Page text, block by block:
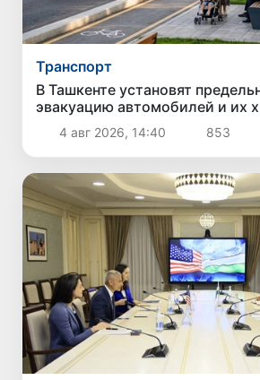
Транспорт
В Ташкенте установят
эвакуацию автомобилей и их
штрафстоянках
4 авг 2026, 14:40 853